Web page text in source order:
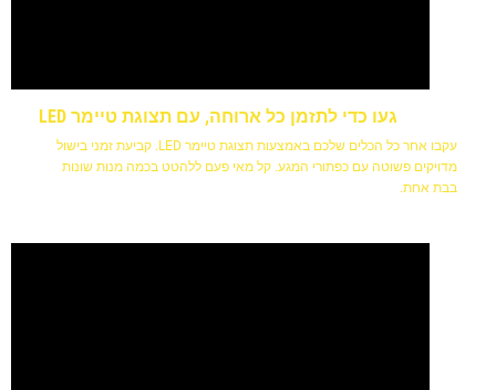
געו כדי לתזמן כל ארוחה, עם תצוגת טיימר LED
עקבו אחר כל הכלים שלכם באמצעות תצוגת טיימר LED. קביעת זמני בישול
מדויקים פשוטה עם כפתורי המגע. קל מאי פעם ללהטט בכמה מנות שונות
בבת אחת.